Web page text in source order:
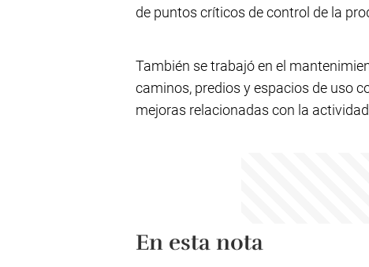
de puntos críticos de control de la
También se trabajó en el
caminos, predios y espacios de uso
mejoras relacionadas con la
En esta nota